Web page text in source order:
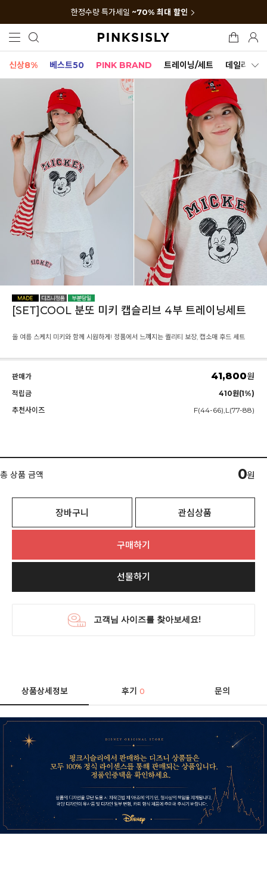
한정수량 특가세일 ~70% 최대 할인
신상8% 베스트50 PINK BRAND 트레이닝/세트 데일리세트
[SET]COOL 분또 미키 캡슬리브 4부 트레이닝세트
올 여름 스케치 미키와 함께 시원하게! 정품에서 느껴지는 퀄리티 보장, 캡소매 후드 세트
판매가 41,800원
적립금
410원(1%)
추천사이즈
F(44-66),L(77-88)
총 상품 금액 0원
장바구니 관심상품
구매하기
선물하기
상품상세정보 후기0 문의